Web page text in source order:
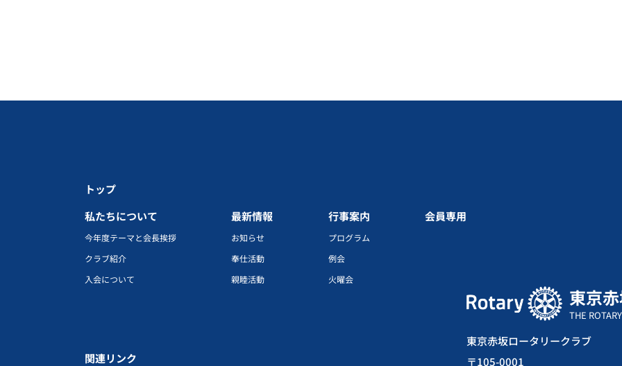
トップ
私たちについて
今年度テーマと会長挨拶
クラブ紹介
入会について
最新情報
お知らせ
奉仕活動
親睦活動
行事案内
プログラム
例会
火曜会
会員専用
関連リンク
東京
THE
東京赤坂ロータリークラブ
〒105-0001